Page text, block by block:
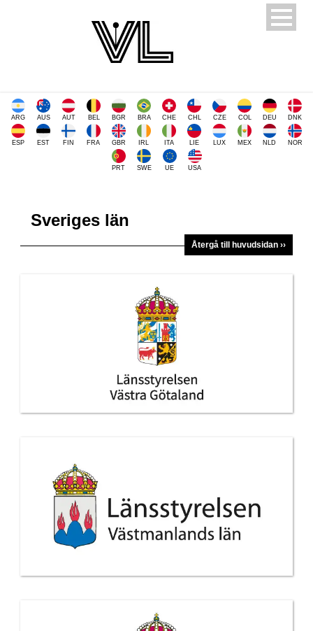
ARG AUS AUT BEL BGR BRA CHE CHL CZE COL DEU DNK
ESP EST FIN FRA GBR IRL ITA LIE LUX MEX NLD NOR
PRT SWE UE USA
Sveriges län
Återgå till huvudsidan ››